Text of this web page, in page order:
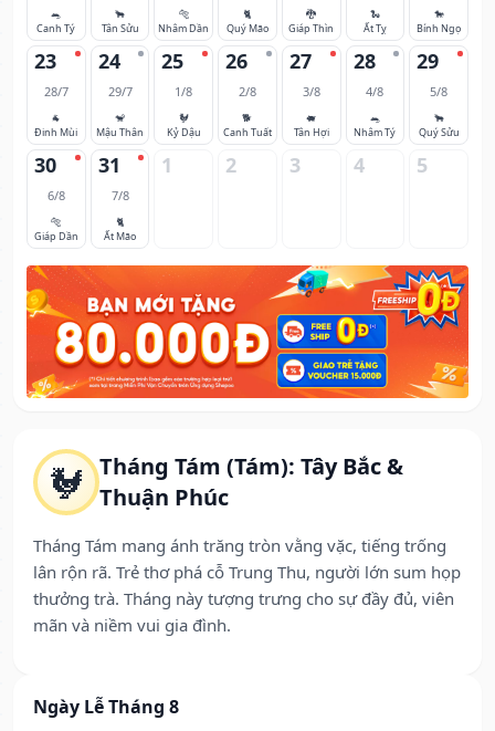
🐓 Tháng Tám (Tám): Tây Bắc &
Thuận Phúc
Tháng Tám mang ánh trăng tròn vằng vặc, tiếng trống
lân rộn rã. Trẻ thơ phá cỗ Trung Thu, người lớn sum họp
thưởng trà. Tháng này tượng trưng cho sự đầy đủ, viên
mãn và niềm vui gia đình.
Ngày Lễ Tháng 8
🐀
Canh Tý
🐂
Tân Sửu
🐅
Nhâm Dần
🐈
Quý Mão
🐉
Giáp Thìn
🐍
Ất Tỵ
🐎
Bính Ngọ
23
28/7
🐐
Đinh Mùi
24
29/7
🐒
Mậu Thân
25
1/8
🐓
Kỷ Dậu
26
2/8
🐕
Canh Tuất
27
3/8
🐖
Tân Hợi
28
4/8
🐀
Nhâm Tý
29
5/8
🐂
Quý Sửu
30
6/8
🐅
Giáp Dần
31
7/8
🐈
Ất Mão
1 2 3 4 5